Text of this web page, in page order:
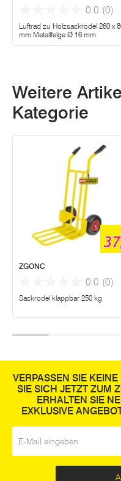
0.0 (0)
Luftrad zu Holzsackrodel 260 x
mm Metallfelge Ø 16 mm
Weitere
Kategorie
ZGONC
0.0 (0)
Sackrodel klappbar 250 kg
VERPASSEN SIE
SIE SICH JETZT ZUM
ERHALTEN SIE
EXKLUSIVE